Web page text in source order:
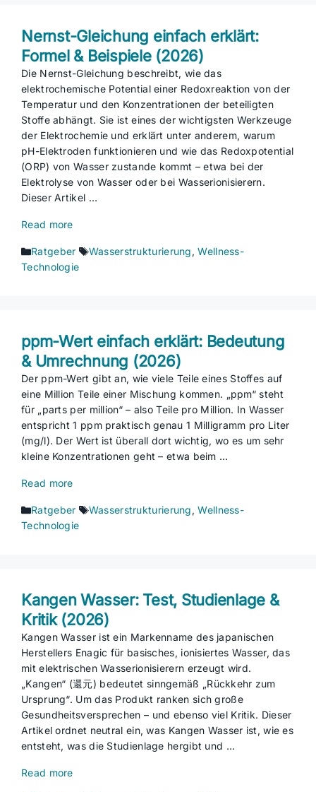
Nernst-Gleichung einfach erklärt:
Formel & Beispiele (2026)
Die Nernst-Gleichung beschreibt, wie das
elektrochemische Potential einer Redoxreaktion von der
Temperatur und den Konzentrationen der beteiligten
Stoffe abhängt. Sie ist eines der wichtigsten Werkzeuge
der Elektrochemie und erklärt unter anderem, warum
pH-Elektroden funktionieren und wie das Redoxpotential
(ORP) von Wasser zustande kommt – etwa bei der
Elektrolyse von Wasser oder bei Wasserionisierern.
Dieser Artikel …
Read more
Kategorien
Ratgeber Schlagwörter
Wasserstrukturierung ,Wellness-
Technologie
ppm-Wert einfach erklärt: Bedeutung
& Umrechnung (2026)
Der ppm-Wert gibt an, wie viele Teile eines Stoffes auf
eine Million Teile einer Mischung kommen. „ppm“ steht
für „parts per million“ – also Teile pro Million. In Wasser
entspricht 1 ppm praktisch genau 1 Milligramm pro Liter
(mg/l). Der Wert ist überall dort wichtig, wo es um sehr
kleine Konzentrationen geht – etwa beim …
Read more
Kategorien
Ratgeber Schlagwörter
Wasserstrukturierung ,Wellness-
Technologie
Kangen Wasser: Test, Studienlage &
Kritik (2026)
Kangen Wasser ist ein Markenname des japanischen
Herstellers Enagic für basisches, ionisiertes Wasser, das
mit elektrischen Wasserionisierern erzeugt wird.
„Kangen“ (還元) bedeutet sinngemäß „Rückkehr zum
Ursprung“. Um das Produkt ranken sich große
Gesundheitsversprechen – und ebenso viel Kritik. Dieser
Artikel ordnet neutral ein, was Kangen Wasser ist, wie es
entsteht, was die Studienlage hergibt und …
Read more